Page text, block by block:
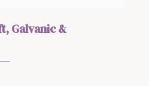
Galvanic &